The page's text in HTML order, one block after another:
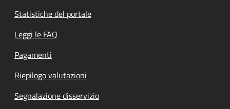
Statistiche del portale
Leggi le FAQ
Pagamenti
Riepilogo valutazioni
Segnalazione disservizio